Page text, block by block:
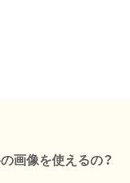
画像を使えるの？